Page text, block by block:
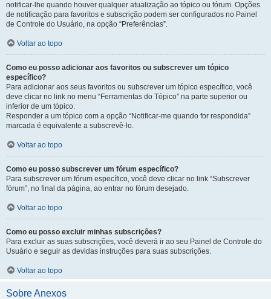
notificar-lhe quando houver qualquer atualização ao tópico ou fórum. Opções
de notificação para favoritos e subscrição podem ser configurados no Painel
de Controle do Usuário, na opção “Preferências”.
Voltar ao topo
Como eu posso adicionar aos favoritos ou subscrever um tópico
específico?
Para adicionar aos seus favoritos ou subscrever um tópico específico, você
deve clicar no link no menu “Ferramentas do Tópico” na parte superior ou
inferior de um tópico.
Responder a um tópico com a opção “Notificar-me quando for respondida”
marcada é equivalente a subscrevê-lo.
Voltar ao topo
Como eu posso subscrever um fórum específico?
Para subscrever um fórum específico, você deve clicar no link “Subscrever
fórum”, no final da página, ao entrar no fórum desejado.
Voltar ao topo
Como eu posso excluir minhas subscrições?
Para excluir as suas subscrições, você deverá ir ao seu Painel de Controle do
Usuário e seguir as devidas instruções para suas subscrições.
Voltar ao topo
Sobre Anexos